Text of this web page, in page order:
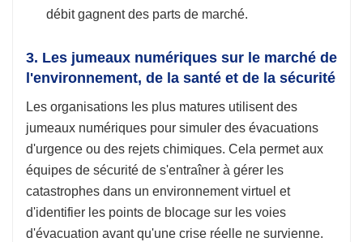
débit gagnent des parts de marché.
3. Les jumeaux numériques sur le marché de
l'environnement, de la santé et de la sécurité
Les organisations les plus matures utilisent des
jumeaux numériques pour simuler des évacuations
d'urgence ou des rejets chimiques. Cela permet aux
équipes de sécurité de s'entraîner à gérer les
catastrophes dans un environnement virtuel et
d'identifier les points de blocage sur les voies
d'évacuation avant qu'une crise réelle ne survienne.